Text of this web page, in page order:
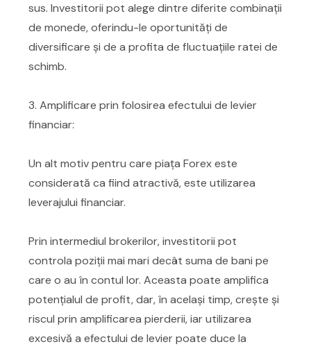
sus. Investitorii pot alege dintre diferite combinații
de monede, oferindu-le oportunități de
diversificare și de a profita de fluctuațiile ratei de
schimb.
3. Amplificare prin folosirea efectului de levier
financiar:
Un alt motiv pentru care piața Forex este
considerată ca fiind atractivă, este utilizarea
leverajului financiar.
Prin intermediul brokerilor, investitorii pot
controla poziții mai mari decât suma de bani pe
care o au în contul lor. Aceasta poate amplifica
potențialul de profit, dar, în același timp, crește și
riscul prin amplificarea pierderii, iar utilizarea
excesivă a efectului de levier poate duce la